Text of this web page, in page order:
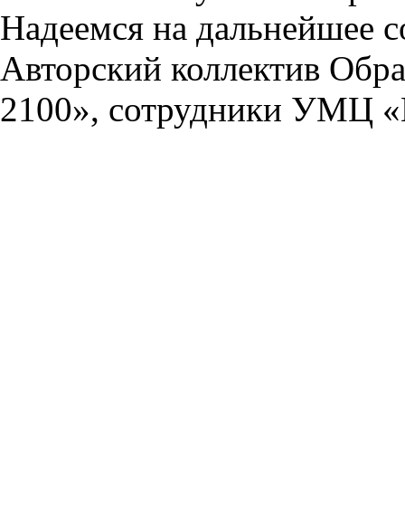
Надеемся на дальнейшее
Авторский коллектив
2100», сотрудники УМЦ